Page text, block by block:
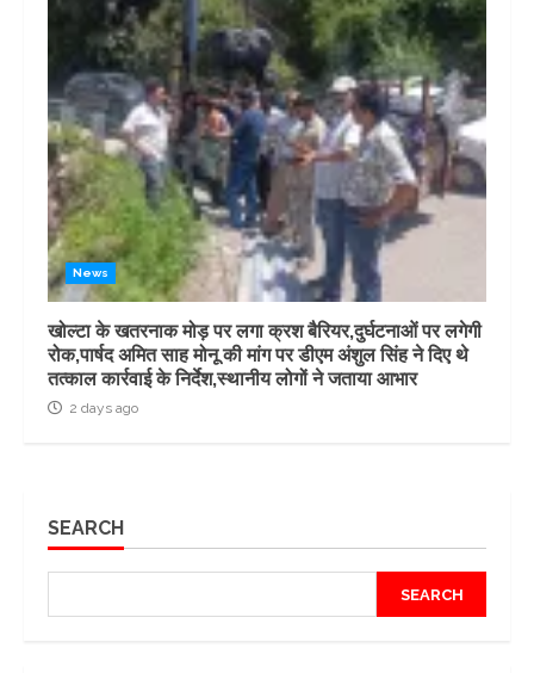
News
खोल्टा के खतरनाक मोड़ पर लगा क्रश बैरियर,दुर्घटनाओं पर लगेगी
रोक,पार्षद अमित साह मोनू की मांग पर डीएम अंशुल सिंह ने दिए थे
तत्काल कार्रवाई के निर्देश,स्थानीय लोगों ने जताया आभार
2 days ago
SEARCH
SEARCH